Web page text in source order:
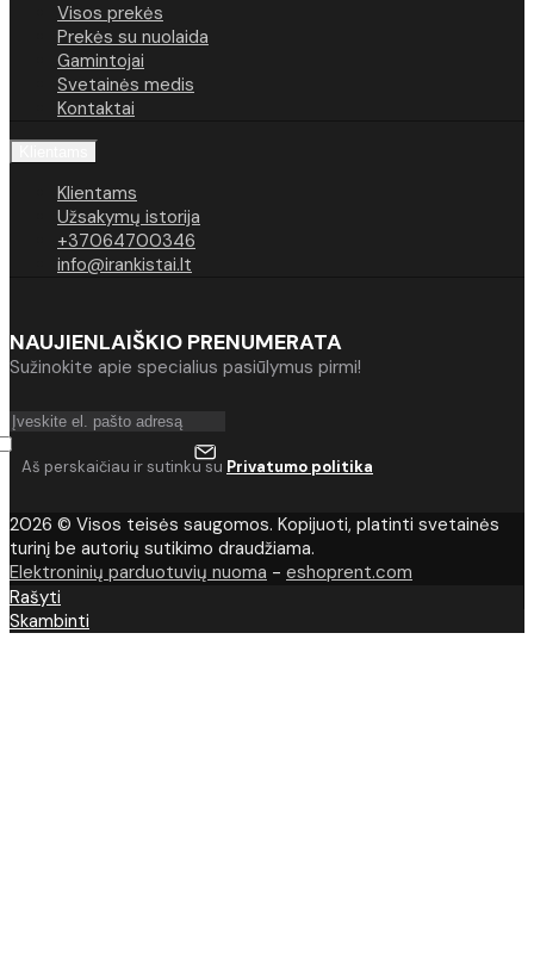
Visos prekės
Prekės su nuolaida
Gamintojai
Svetainės medis
Kontaktai
Klientams
Užsakymų istorija
+37064700346
info@irankistai.lt
NAUJIENLAIŠKIO PRENUMERATA
Sužinokite apie specialius pasiūlymus pirmi!
Aš perskaičiau ir sutinku su Privatumo politika
2026 © Visos teisės saugomos. Kopijuoti, platinti svetainės
turinį be autorių sutikimo draudžiama.
Elektroninių parduotuvių nuoma - eshoprent.com
Rašyti
Skambinti